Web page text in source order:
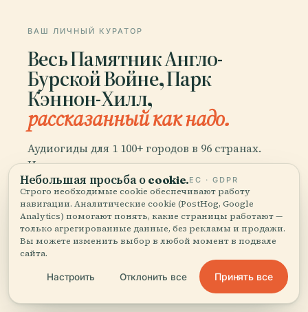
ВАШ ЛИЧНЫЙ КУРАТОР
Весь Памятник Англо-
Бурской Войне, Парк
Кэннон-Хилл,
рассказанный как надо.
Аудиогиды для 1 100+ городов в 96 странах.
История, рассказы и местные знания —
доступно офлайн.
Скачать приложение
путешественников
Небольшая просьба о cookie.ЕС · GDPR
Строго необходимые cookie обеспечивают работу
навигации. Аналитические cookie (PostHog, Google
Analytics) помогают понять, какие страницы работают —
только агрегированные данные, без рекламы и продажи.
Вы можете изменить выбор в любой момент в подвале
сайта.
Настроить Отклонить все Принять все